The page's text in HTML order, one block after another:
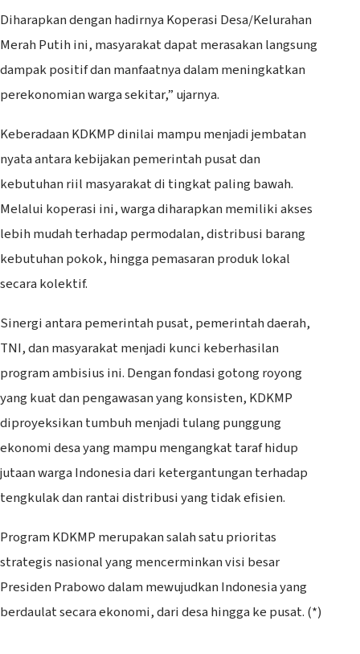
Diharapkan dengan hadirnya Koperasi Desa/Kelurahan
Merah Putih ini, masyarakat dapat merasakan langsung
dampak positif dan manfaatnya dalam meningkatkan
perekonomian warga sekitar,” ujarnya.
Keberadaan KDKMP dinilai mampu menjadi jembatan
nyata antara kebijakan pemerintah pusat dan
kebutuhan riil masyarakat di tingkat paling bawah.
Melalui koperasi ini, warga diharapkan memiliki akses
lebih mudah terhadap permodalan, distribusi barang
kebutuhan pokok, hingga pemasaran produk lokal
secara kolektif.
Sinergi antara pemerintah pusat, pemerintah daerah,
TNI, dan masyarakat menjadi kunci keberhasilan
program ambisius ini. Dengan fondasi gotong royong
yang kuat dan pengawasan yang konsisten, KDKMP
diproyeksikan tumbuh menjadi tulang punggung
ekonomi desa yang mampu mengangkat taraf hidup
jutaan warga Indonesia dari ketergantungan terhadap
tengkulak dan rantai distribusi yang tidak efisien.
Program KDKMP merupakan salah satu prioritas
strategis nasional yang mencerminkan visi besar
Presiden Prabowo dalam mewujudkan Indonesia yang
berdaulat secara ekonomi, dari desa hingga ke pusat. (*)